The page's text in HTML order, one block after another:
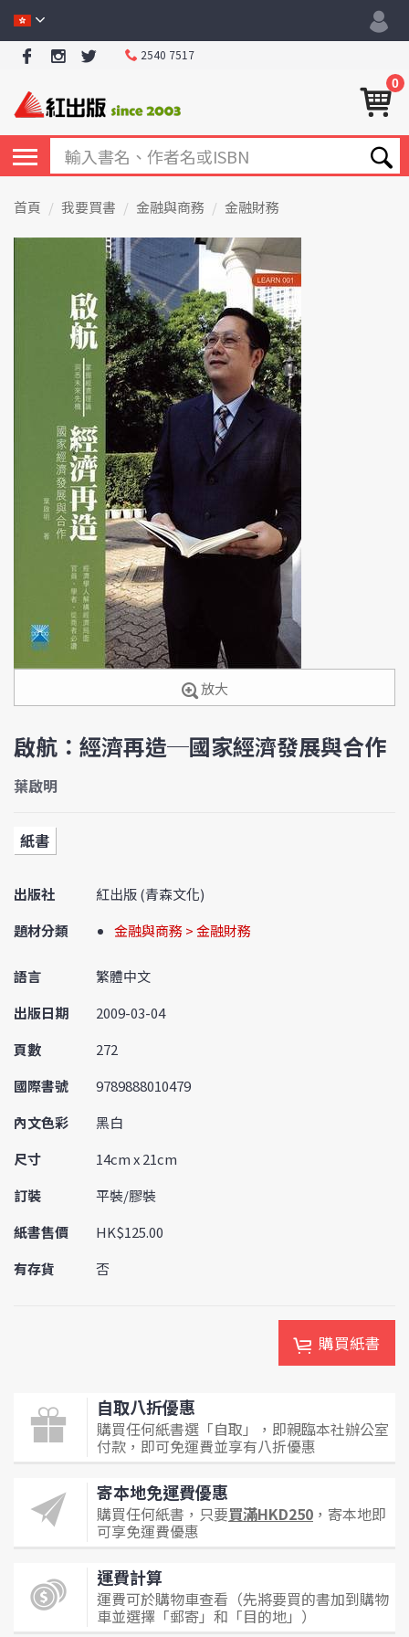
2540 7517
0
首頁 我要買書 金融與商務 金融財務
放大
啟航：經濟再造─國家經濟發展與合作
葉啟明
紙書
出版社
紅出版 (青森文化)
題材分類
金融與商務 > 金融財務
語言
繁體中文
出版日期
2009-03-04
頁數
272
國際書號
9789888010479
內文色彩
黑白
尺寸
14cm x 21cm
訂裝
平裝/膠裝
紙書售價
HK$125.00
有存貨
否
購買紙書
自取八折優惠
購買任何紙書選「自取」，即親臨本社辦公室
付款，即可免運費並享有八折優惠
寄本地免運費優惠
購買任何紙書，只要買滿HKD250 ，寄本地即
可享免運費優惠
運費計算
運費可於購物車查看（先將要買的書加到購物
車並選擇「郵寄」和「目的地」）